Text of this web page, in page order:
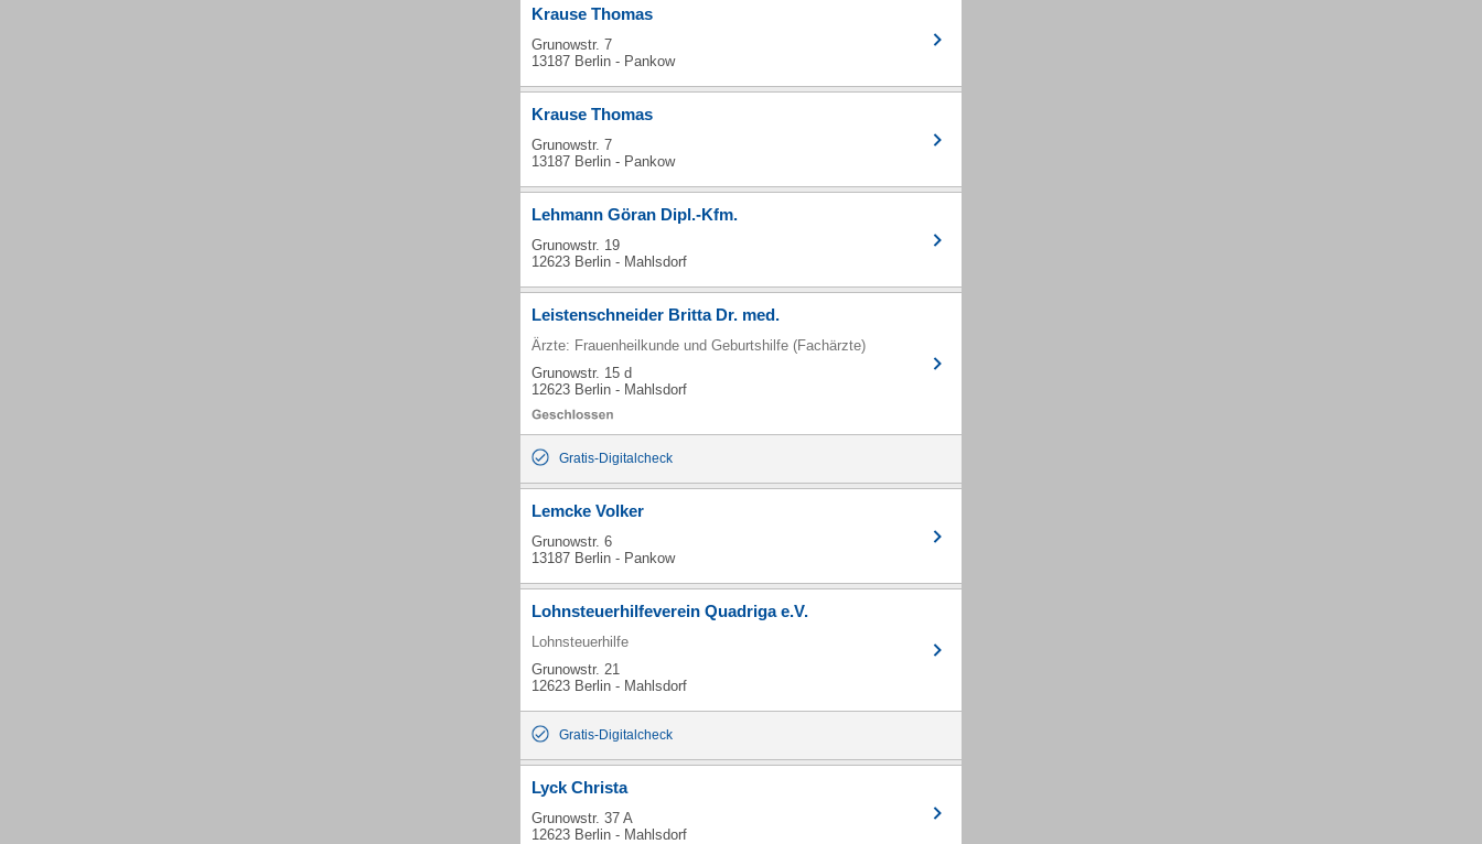
Krause Thomas
Grunowstr. 7
13187 Berlin - Pankow
Krause Thomas
Grunowstr. 7
13187 Berlin - Pankow
Lehmann Göran Dipl.-Kfm.
Grunowstr. 19
12623 Berlin - Mahlsdorf
Leistenschneider Britta Dr. med.
Ärzte: Frauenheilkunde und Geburtshilfe (Fachärzte)
Grunowstr. 15 d
12623 Berlin - Mahlsdorf
Gratis-Digitalcheck
Lemcke Volker
Grunowstr. 6
13187 Berlin - Pankow
Lohnsteuerhilfeverein Quadriga e.V.
Lohnsteuerhilfe
Grunowstr. 21
12623 Berlin - Mahlsdorf
Gratis-Digitalcheck
Lyck Christa
Grunowstr. 37 A
12623 Berlin - Mahlsdorf